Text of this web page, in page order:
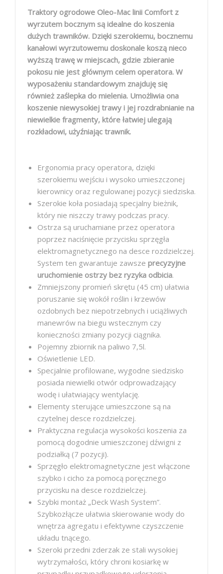
Traktory ogrodowe Oleo-Mac linii Comfort z
wyrzutem bocznym są idealne do koszenia
dużych trawników. Dzięki szerokiemu, bocznemu
kanałowi wyrzutowemu doskonale koszą nieco
wyższą trawę w miejscach, gdzie zbieranie
pokosu nie jest głównym celem operatora. W
wyposażeniu standardowym znajduję się
również zaślepka do mielenia. Umożliwia ona
koszenie niewysokiej trawy i jej rozdrabnianie na
niewielkie fragmenty, które łatwiej ulegają
rozkładowi, użyźniając trawnik.
Ergonomia pracy operatora, dzięki
szerokiemu wejściu i wysoko umieszczonej
kierownicy oraz regulowanej pozycji siedziska.
Szerokie koła posiadają specjalny bieżnik,
który nie niszczy trawy podczas pracy.
Ostrza są uruchamiane przez operatora
poprzez naciśnięcie przycisku sprzęgła
elektromagnetycznego na desce rozdzielczej.
System ten gwarantuje zawsze precyzyjne
uruchomienie ostrzy bez ryzyka odbicia.
Zmniejszony promień skrętu (45 cm) ułatwia
poruszanie się wokół roślin i krzewów
ozdobnych bez niepotrzebnych i uciążliwych
manewrów na biegu wstecznym czy
konieczności zmiany pozycji ciągnika.
Pojemny zbiornik na paliwo 7,5l.
Oświetlenie LED.
Specjalnie profilowane, wygodne siedzisko
posiada niewielki otwór odprowadzający
wodę i ułatwiający wentylację.
Elementy sterujące umieszczone są na
czytelnej desce rozdzielczej.
Praktyczna regulacja wysokości koszenia za
pomocą dogodnie umieszczonej dźwigni z
podziałką (7 pozycji).
Sprzęgło elektromagnetyczne jest włączone
szybko i cicho za pomocą poręcznego
przycisku na desce rozdzielczej.
Szybki montaż „Deck Wash System”.
Szybkozłącze ułatwia skierowanie wody do
wnętrza agregatu i efektywne czyszczenie
układu tnącego.
Szeroki przedni zderzak ze stali wysokiej
wytrzymałości, który chroni kosiarkę w